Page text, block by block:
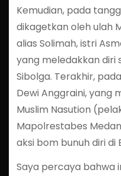
Kemudian, pada
dikagetkan oleh ulah
alias Solimah, istri
yang meledakkan diri
Sibolga. Terakhir,
Dewi Anggraini, yang
Muslim Nasution
Mapolrestabes
aksi bom bunuh diri di
Saya percaya bahwa